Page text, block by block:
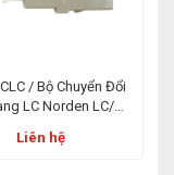
/ Bộ Chuyển Đổi
LC Norden LC/PC
Liên hệ